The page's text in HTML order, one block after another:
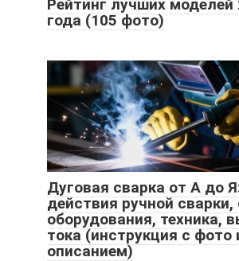
Рейтинг лучших моделей
года (105 фото)
Дуговая сварка от А до
действия ручной сварки,
оборудования, техника,
тока (инструкция с фото
описанием)